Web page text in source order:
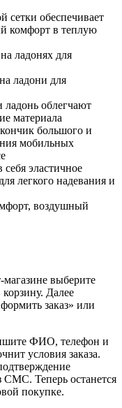
сетки обеспечивает
комфорт в теплую
ладонях для
ладони для
облегчают
материала
большого и
мобильных
эластичное
легкого надевания и
воздушный
выберите
Далее
заказ» или
ФИО, телефон и
условия заказа.
СМС. Теперь останется
покупке.